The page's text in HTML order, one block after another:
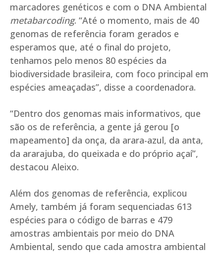
marcadores genéticos e com o DNA Ambiental
metabarcoding. “Até o momento, mais de 40
genomas de referência foram gerados e
esperamos que, até o final do projeto,
tenhamos pelo menos 80 espécies da
biodiversidade brasileira, com foco principal em
espécies ameaçadas”, disse a coordenadora.
“Dentro dos genomas mais informativos, que
são os de referência, a gente já gerou [o
mapeamento] da onça, da arara-azul, da anta,
da ararajuba, do queixada e do próprio açaí”,
destacou Aleixo.
Além dos genomas de referência, explicou
Amely, também já foram sequenciadas 613
espécies para o código de barras e 479
amostras ambientais por meio do DNA
Ambiental, sendo que cada amostra ambiental